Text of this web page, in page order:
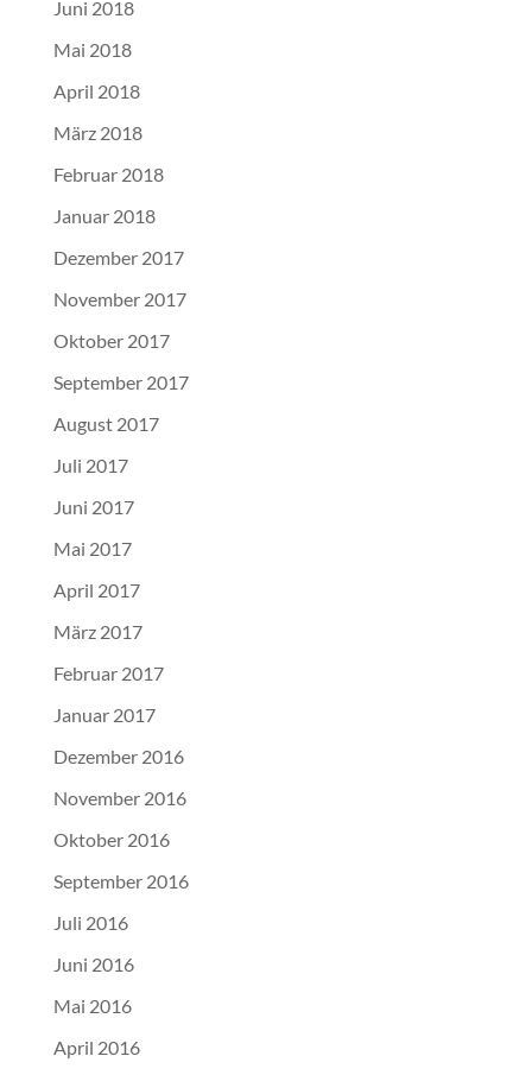
Juni 2018
Mai 2018
April 2018
März 2018
Februar 2018
Januar 2018
Dezember 2017
November 2017
Oktober 2017
September 2017
August 2017
Juli 2017
Juni 2017
Mai 2017
April 2017
März 2017
Februar 2017
Januar 2017
Dezember 2016
November 2016
Oktober 2016
September 2016
Juli 2016
Juni 2016
Mai 2016
April 2016